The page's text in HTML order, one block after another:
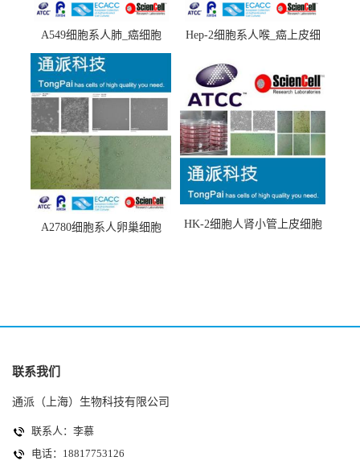
A549细胞系人肺_癌细胞
(A549细胞)
Hep-2细胞系人喉_癌上皮细
A2780细胞系人卵巢细胞
HK-2细胞人肾小管上皮细胞
联系我们
通派（上海）生物科技有限公司
联系人：李慕
电话：18817753126